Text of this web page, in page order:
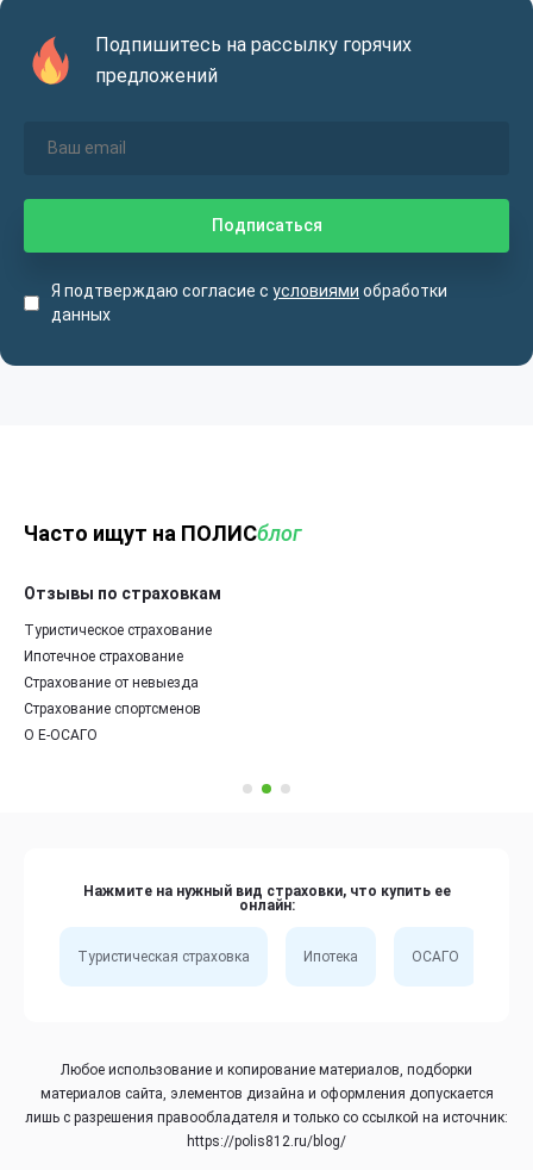
Подпишитесь на рассылку горячих
предложений
Я подтверждаю согласие с условиями обработки
данных
Часто ищут на ПОЛИСблог
Отзывы по страховкам
Туристическое страхование
Ипотечное страхование
Страхование от невыезда
Страхование спортсменов
О Е-ОСАГО
Нажмите на нужный вид страховки, что купить ее
онлайн:
Туристическая страховка Ипотека ОСАГО
Любое использование и копирование материалов, подборки
материалов сайта, элементов дизайна и оформления допускается
лишь с разрешения правообладателя и только со ссылкой на источник:
https://polis812.ru/blog/